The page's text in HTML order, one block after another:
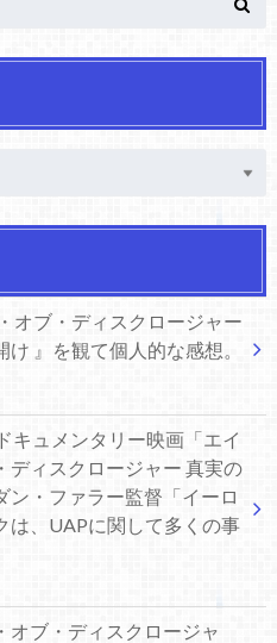
オブ・ディスクロージャー
け 』を観て個人的な感想。
キュメンタリー映画「エイ
ディスクロージャー 真実の
ン・ファラー監督「イーロ
は、UAPに関して多くの事
オブ・ディスクロージャ